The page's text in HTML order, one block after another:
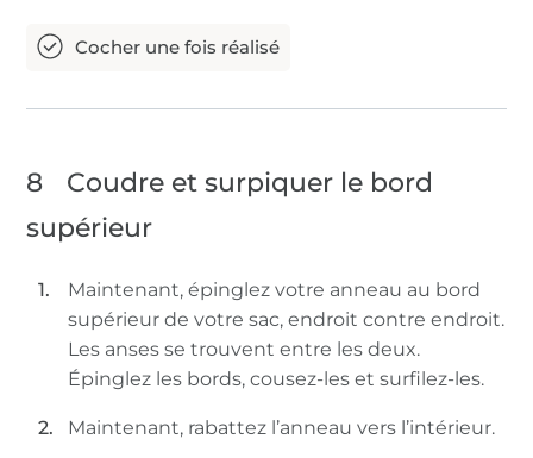
8
Coudre et surpiquer le bord
supérieur
Maintenant, épinglez votre anneau au bord
supérieur de votre sac, endroit contre endroit.
Les anses se trouvent entre les deux.
Épinglez les bords, cousez-les et surfilez-les.
Maintenant, rabattez l’anneau vers l’intérieur.